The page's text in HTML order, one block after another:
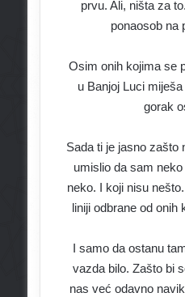
prvu. Ali, ništa za
ponaosob na
Osim onih kojima se
u Banjoj Luci
gorak
Sada ti je jasno
umislio da sam
neko. I koji nisu
liniji odbrane od
I samo da ostanu
vazda bilo. Zašto bi
nas već odavno